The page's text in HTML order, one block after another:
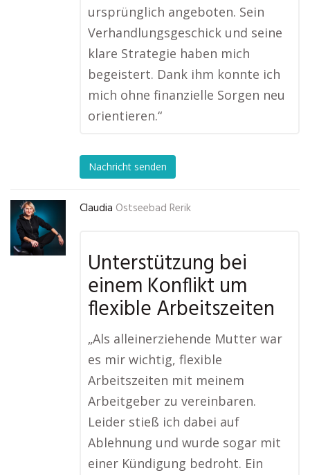
ursprünglich angeboten. Sein
Verhandlungsgeschick und seine
klare Strategie haben mich
begeistert. Dank ihm konnte ich
mich ohne finanzielle Sorgen neu
orientieren.“
Nachricht senden
Claudia Ostseebad Rerik
Unterstützung bei
einem Konflikt um
flexible Arbeitszeiten
„Als alleinerziehende Mutter war
es mir wichtig, flexible
Arbeitszeiten mit meinem
Arbeitgeber zu vereinbaren.
Leider stieß ich dabei auf
Ablehnung und wurde sogar mit
einer Kündigung bedroht. Ein